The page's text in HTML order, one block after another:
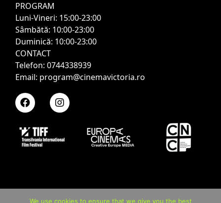
PROGRAM
Luni-Vineri: 15:00-23:00
Sâmbătă: 10:00-23:00
Duminică: 10:00-23:00
CONTACT
Telefon: 0744338939
Email: program@cinemavictoria.ro
We use cookies to ensure that we give you the best